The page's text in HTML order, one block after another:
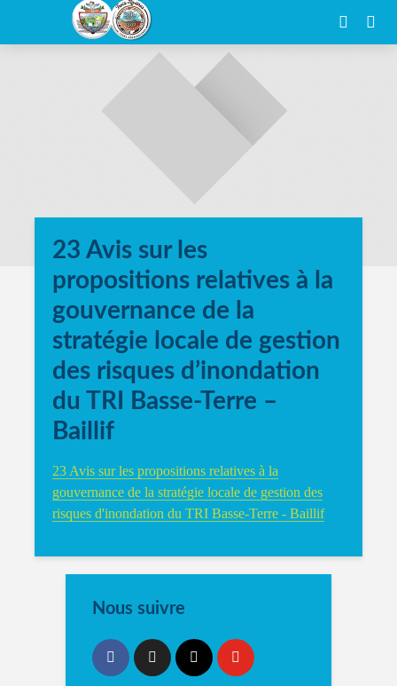
23 Avis sur les
propositions relatives à la
gouvernance de la
stratégie locale de gestion
des risques d’inondation
du TRI Basse-Terre –
Baillif
23 Avis sur les propositions relatives à la
gouvernance de la stratégie locale de gestion des
risques d'inondation du TRI Basse-Terre - Baillif
Nous suivre